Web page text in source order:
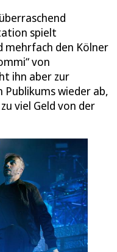
spielt
mehrfach den Kölner
von
ihn aber zur
wieder ab,
viel Geld von der